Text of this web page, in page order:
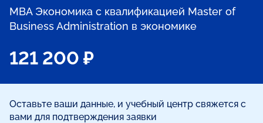
МВА Экономика с квалификацией Master of
Business Administration в экономике
121 200 ₽
Оставьте ваши данные, и учебный центр свяжется с
вами для подтверждения заявки